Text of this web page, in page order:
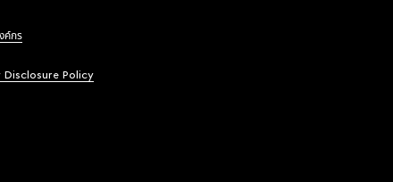
ค์กร
Policy